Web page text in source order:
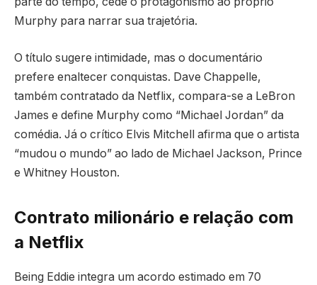
Murphy para narrar sua trajetória.
O título sugere intimidade, mas o documentário
prefere enaltecer conquistas. Dave Chappelle,
também contratado da Netflix, compara-se a LeBron
James e define Murphy como “Michael Jordan” da
comédia. Já o crítico Elvis Mitchell afirma que o artista
“mudou o mundo” ao lado de Michael Jackson, Prince
e Whitney Houston.
Contrato milionário e relação com
a Netflix
Being Eddie integra um acordo estimado em 70